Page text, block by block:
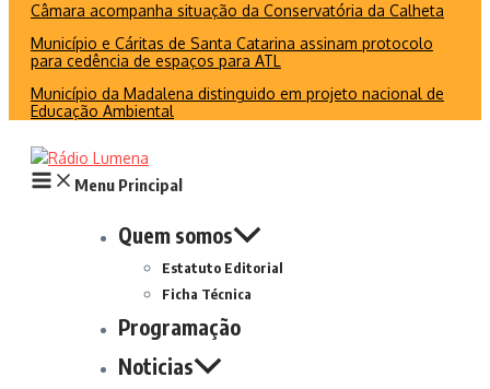
Câmara acompanha situação da Conservatória da Calheta
Município e Cáritas de Santa Catarina assinam protocolo
para cedência de espaços para ATL
Município da Madalena distinguido em projeto nacional de
Educação Ambiental
Menu Principal
Quem somos
Estatuto Editorial
Ficha Técnica
Programação
Noticias